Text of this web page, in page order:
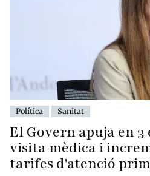
Política Sanitat
El Govern apuja en
visita mèdica i
tarifes d'atenció